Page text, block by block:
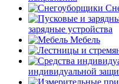
зарядные устройства
Мебель
индивидуальной